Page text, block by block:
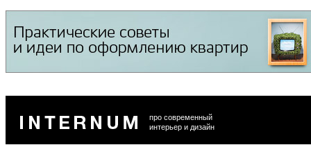
про современный
интерьер и дизайн